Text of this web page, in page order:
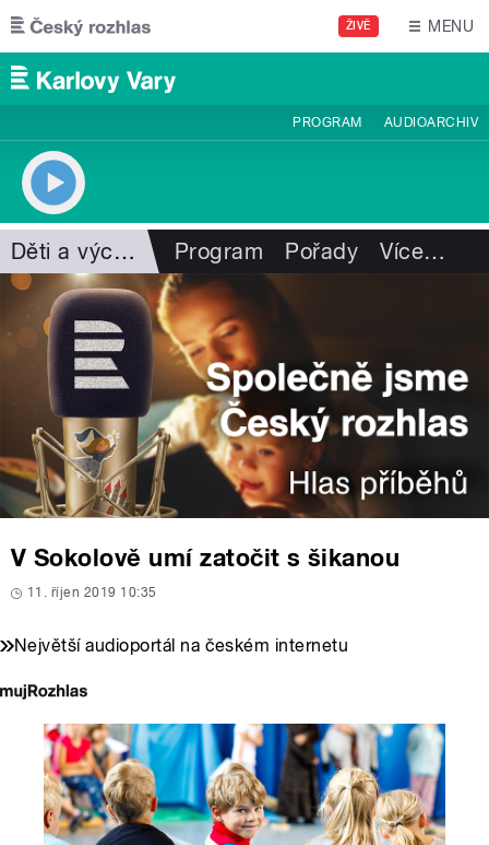
Přejít k hlavnímu obsahu
ŽIVĚ MENU
PROGRAM AUDIOARCHIV
Děti a výchova Program Pořady Více…
V Sokolově umí zatočit s šikanou
11. říjen 2019 10:35
Největší audioportál na českém internetu